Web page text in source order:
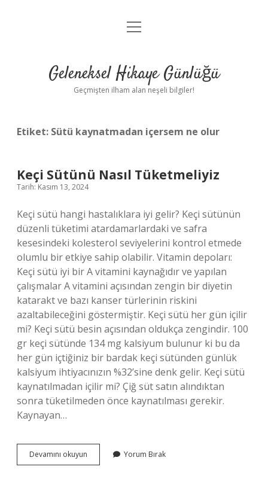
Anasayfa
Yasal Uyarı
menüyü
Geleneksel Hikaye Günlüğü
Geçmişten ilham alan neşeli bilgiler!
Etiket: Sütü kaynatmadan içersem ne olur
Keçi Sütünü Nasıl Tüketmeliyiz
Tarih: Kasım 13, 2024
Keçi sütü hangi hastalıklara iyi gelir? Keçi sütünün
düzenli tüketimi atardamarlardaki ve safra
kesesindeki kolesterol seviyelerini kontrol etmede
olumlu bir etkiye sahip olabilir. Vitamin depoları:
Keçi sütü iyi bir A vitamini kaynağıdır ve yapılan
çalışmalar A vitamini açısından zengin bir diyetin
katarakt ve bazı kanser türlerinin riskini
azaltabileceğini göstermiştir. Keçi sütü her gün içilir
mi? Keçi sütü besin açısından oldukça zengindir. 100
gr keçi sütünde 134 mg kalsiyum bulunur ki bu da
her gün içtiğiniz bir bardak keçi sütünden günlük
kalsiyum ihtiyacınızın %32’sine denk gelir. Keçi sütü
kaynatılmadan içilir mi? Çiğ süt satın alındıktan
sonra tüketilmeden önce kaynatılması gerekir.
Kaynayan…
Devamını okuyun
Sütünü
Yorum Bırak